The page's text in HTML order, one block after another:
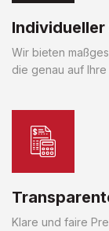
Individueller
Wir bieten
die genau auf
Klare und faire